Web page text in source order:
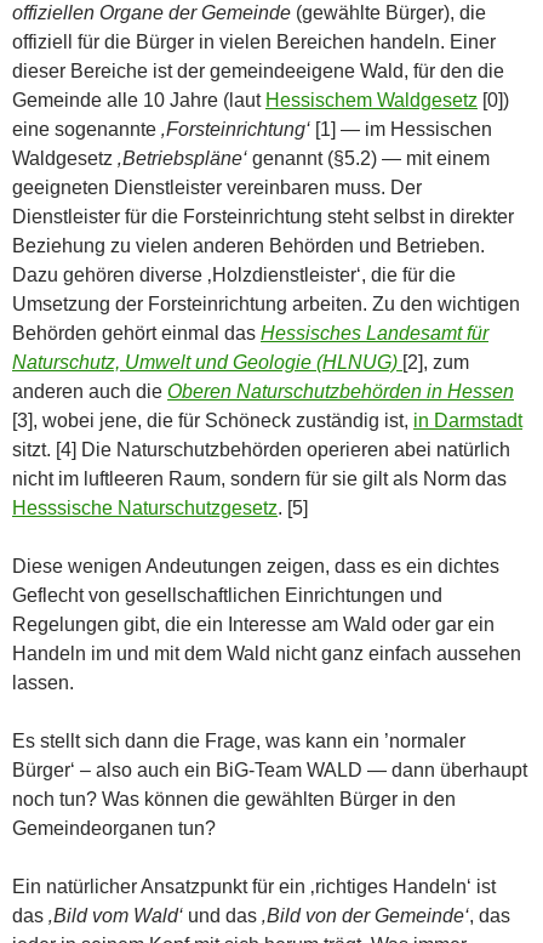
offiziellen Organe der Gemeinde (gewählte Bürger), die
offiziell für die Bürger in vielen Bereichen handeln. Einer
dieser Bereiche ist der gemeindeeigene Wald, für den die
Gemeinde alle 10 Jahre (laut Hessischem Waldgesetz [0])
eine sogenannte ‚Forsteinrichtung‘ [1] — im Hessischen
Waldgesetz ‚Betriebspläne‘ genannt (§5.2) — mit einem
geeigneten Dienstleister vereinbaren muss. Der
Dienstleister für die Forsteinrichtung steht selbst in direkter
Beziehung zu vielen anderen Behörden und Betrieben.
Dazu gehören diverse ‚Holzdienstleister‘, die für die
Umsetzung der Forsteinrichtung arbeiten. Zu den wichtigen
Behörden gehört einmal das Hessisches Landesamt für
Naturschutz, Umwelt und Geologie (HLNUG) [2], zum
anderen auch die Oberen Naturschutzbehörden in Hessen
[3], wobei jene, die für Schöneck zuständig ist, in Darmstadt
sitzt. [4] Die Naturschutzbehörden operieren abei natürlich
nicht im luftleeren Raum, sondern für sie gilt als Norm das
Hesssische Naturschutzgesetz. [5]
Diese wenigen Andeutungen zeigen, dass es ein dichtes
Geflecht von gesellschaftlichen Einrichtungen und
Regelungen gibt, die ein Interesse am Wald oder gar ein
Handeln im und mit dem Wald nicht ganz einfach aussehen
lassen.
Es stellt sich dann die Frage, was kann ein ’normaler
Bürger‘ – also auch ein BiG-Team WALD — dann überhaupt
noch tun? Was können die gewählten Bürger in den
Gemeindeorganen tun?
Ein natürlicher Ansatzpunkt für ein ‚richtiges Handeln‘ ist
das ‚Bild vom Wald‘ und das ‚Bild von der Gemeinde‘, das